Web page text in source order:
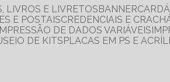
LIVROS E LIVRETOS BANNER
E POSTAIS CREDENCIAIS E
IMPRESSÃO DE DADOS VARIÁVEIS
DE KITS
PLACAS EM PS E